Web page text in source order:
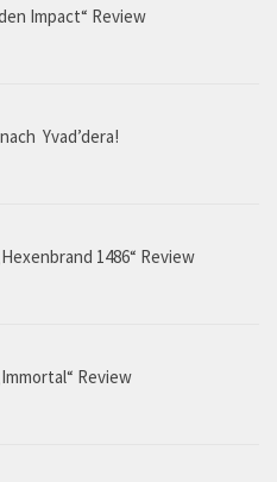
Impact“ Review
Yvad’dera!
1486“ Review
Review